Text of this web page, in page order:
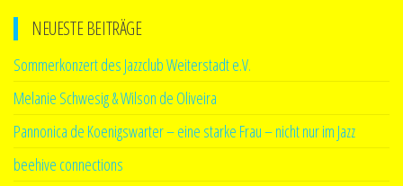
NEUESTE BEITRÄGE
Sommerkonzert des Jazzclub Weiterstadt e.V.
Melanie Schwesig & Wilson de Oliveira
Pannonica de Koenigswarter – eine starke Frau – nicht nur im Jazz
beehive connections